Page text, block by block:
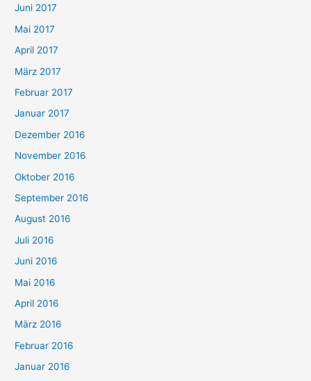
Juni 2017
Mai 2017
April 2017
März 2017
Februar 2017
Januar 2017
Dezember 2016
November 2016
Oktober 2016
September 2016
August 2016
Juli 2016
Juni 2016
Mai 2016
April 2016
März 2016
Februar 2016
Januar 2016